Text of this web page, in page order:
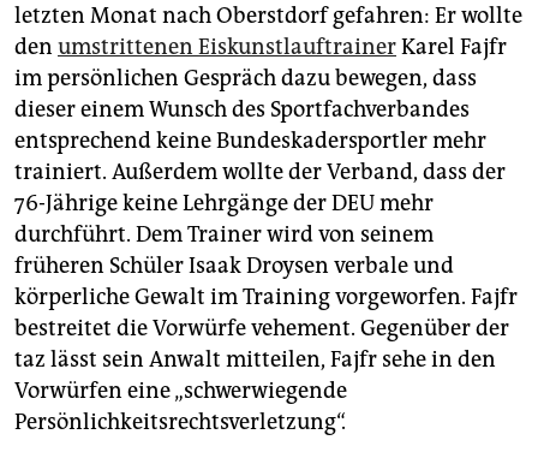
abo
genossenschaft
epaper login
letzten Monat nach Oberstdorf gefahren: Er wollte
den umstrittenen EiskunstlauftrainerKarel Fajfr
im persönlichen Gespräch dazu bewegen, dass
dieser einem Wunsch des Sportfachverbandes
entsprechend keine Bundeskadersportler mehr
trainiert. Außerdem wollte der Verband, dass der
76-Jährige keine Lehrgänge der DEU mehr
durchführt. Dem Trainer wird von seinem
früheren Schüler Isaak Droysen verbale und
körperliche Gewalt im Training vorgeworfen. Fajfr
bestreitet die Vorwürfe vehement. Gegenüber der
taz lässt sein Anwalt mitteilen, Fajfr sehe in den
Vorwürfen eine „schwerwiegende
Persönlichkeitsrechtsverletzung“.